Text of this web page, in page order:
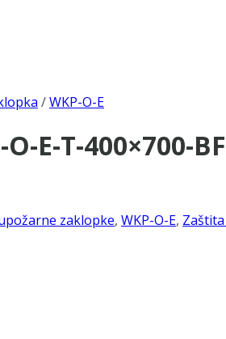
/WKP-O-E
E-T-400×700-
zaklopke, WKP-O-E,